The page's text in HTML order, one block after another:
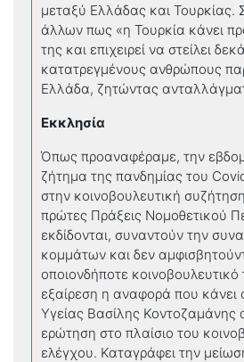
μεταξύ Ελλάδας και Τουρκίας.
άλλων πως «η Τουρκία κάνει
της και επιχειρεί να στείλει
κατατρεγμένους ανθρώπους
Ελλάδα, ζητώντας
Εκκλησία
Όπως προαναφέραμε, την
ζήτημα της πανδημίας του
στην κοινοβουλευτική
πρώτες Πράξεις Νομοθετικού
εκδίδονται, συναντούν την
κομμάτων και δεν
οποιονδήποτε
εξαίρεση η αναφορά που κάνει
Υγείας Βασίλης Κοντοζαμάνης
ερώτηση στο πλαίσιο του
ελέγχου. Καταγράφει την